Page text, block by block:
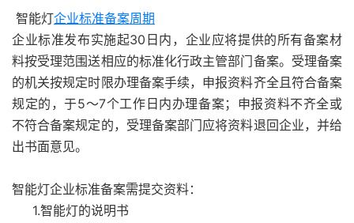
智能灯企业标准备案周期
企业标准发布实施起30日内，企业应将提供的所有备案材
料按受理范围送相应的标准化行政主管部门备案。受理备案
的机关按规定时限办理备案手续，申报资料齐全且符合备案
规定的，于5～7个工作日内办理备案；申报资料不齐全或
不符合备案规定的，受理备案部门应将资料退回企业，并给
出书面意见。
智能灯企业标准备案需提交资料：
1.智能灯的说明书